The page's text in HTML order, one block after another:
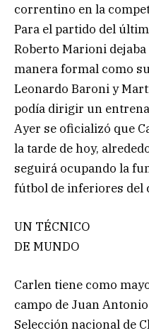
correntino en la
Para el partido del
Roberto Marioni
manera formal como
Leonardo Baroni y
podía dirigir un
Ayer se oficializó que
la tarde de hoy,
seguirá ocupando la
fútbol de inferiores del
UN TÉCNICO
DE MUNDO
Carlen tiene como
campo de Juan
Selección nacional de